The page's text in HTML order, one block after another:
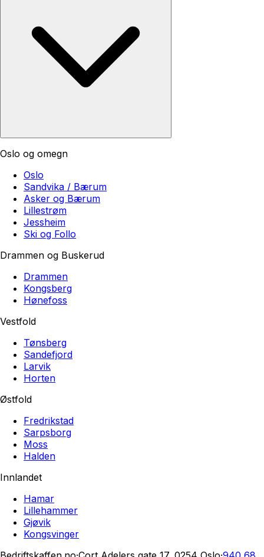
Oslo og omegn
Oslo
Sandvika / Bærum
Asker og Bærum
Lillestrøm
Jessheim
Ski og Follo
Drammen og Buskerud
Drammen
Kongsberg
Hønefoss
Vestfold
Tønsberg
Sandefjord
Larvik
Horten
Østfold
Fredrikstad
Sarpsborg
Moss
Halden
Innlandet
Hamar
Lillehammer
Gjøvik
Kongsvinger